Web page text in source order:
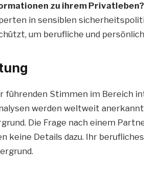
zu ihrem Privatleben?
in sensiblen
um berufliche und
führenden Stimmen im Bereich
werden weltweit
Die Frage nach einem
keine Details dazu. Ihr